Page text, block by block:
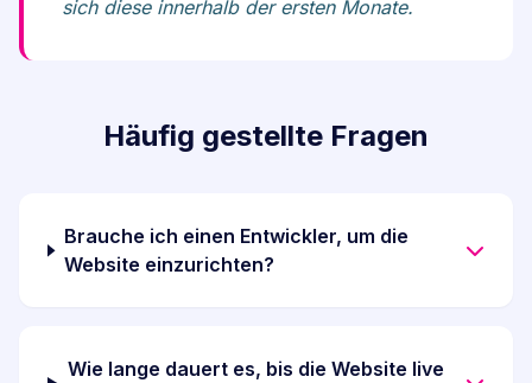
sich diese innerhalb der ersten Monate.
Häufig gestellte Fragen
Brauche ich einen Entwickler, um die
Website einzurichten?
Wie lange dauert es, bis die Website live